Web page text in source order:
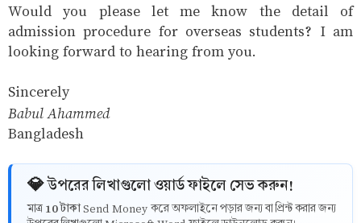
Would you please let me know the detail of
admission procedure for overseas students? I am
looking forward to hearing from you.
Sincerely
Babul Ahammed
Bangladesh
💎 উপরের লিখাগুলো ওয়ার্ড ফাইলে সেভ করুন!
মাত্র 10 টাকাSend Money করে অফলাইনে পড়ার জন্য বা প্রিন্ট করার জন্য